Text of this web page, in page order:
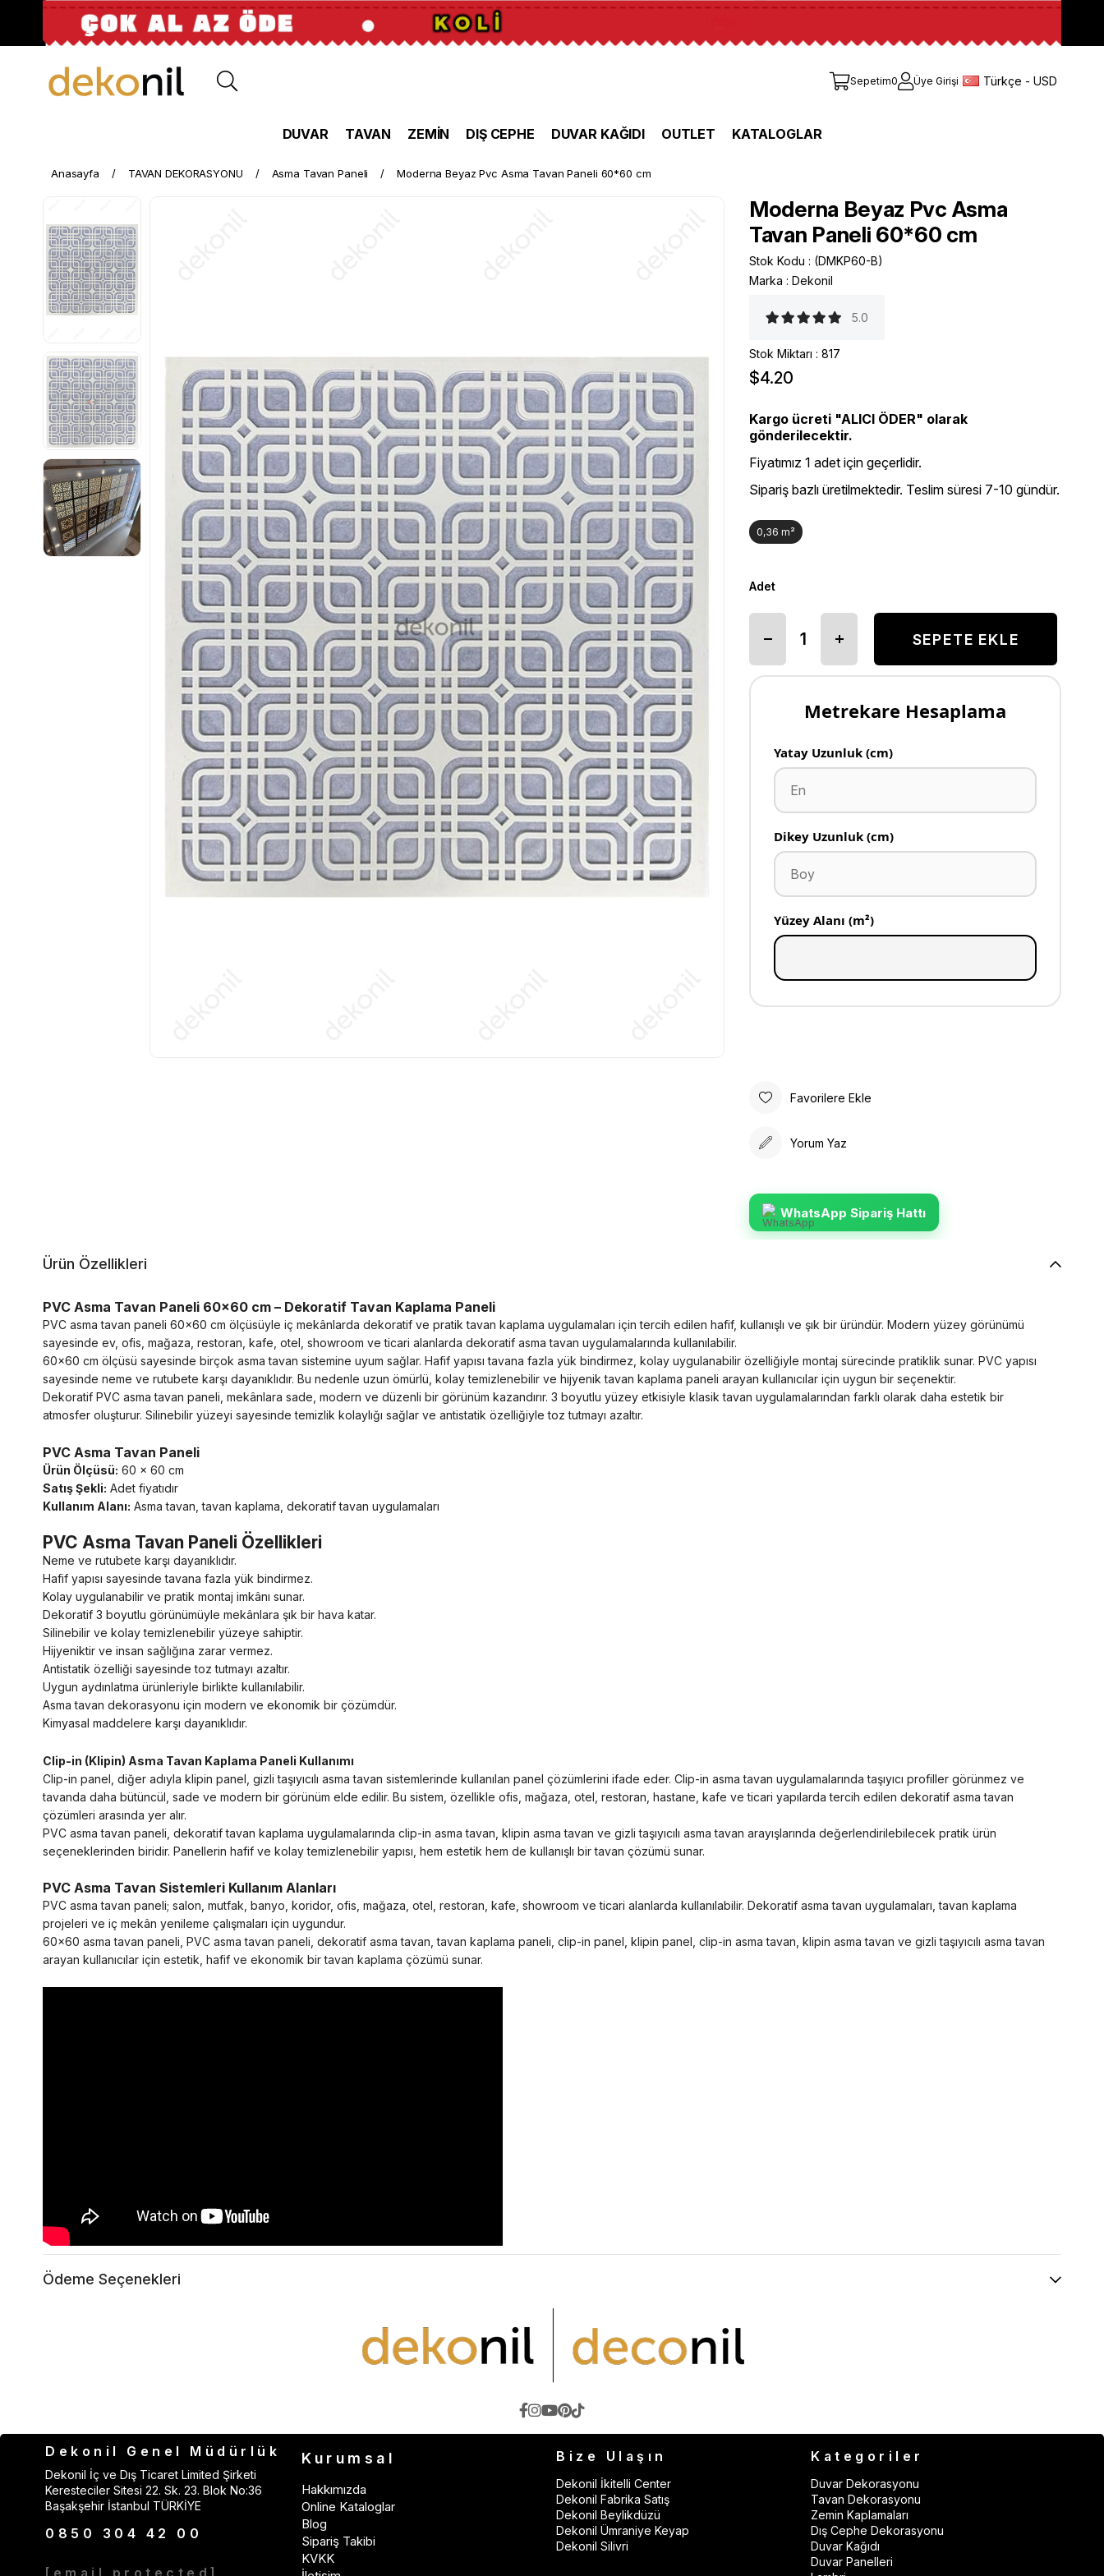
Sepetim0 Üye Girişi Türkçe - USD
DUVAR TAVAN ZEMİN DIŞ CEPHE DUVAR KAĞIDI OUTLET KATALOGLAR
Anasayfa TAVAN DEKORASYONU Asma Tavan Paneli Moderna Beyaz Pvc Asma Tavan Paneli 60*60 cm
Moderna Beyaz Pvc Asma
Tavan Paneli 60*60 cm
Stok Kodu
(DMKP60-B)
Marka : Dekonil
5.0
Stok Miktarı : 817
$4.20
Kargo ücreti "ALICI ÖDER" olarak
gönderilecektir.
Fiyatımız 1 adet için geçerlidir.
Sipariş bazlı üretilmektedir. Teslim süresi 7-10 gündür.
0,36 m²
Adet
Metrekare Hesaplama
Yatay Uzunluk (cm)
Dikey Uzunluk (cm)
Yüzey Alanı (m²)
Favorilere Ekle
Yorum Yaz
WhatsApp Sipariş Hattı
Ürün Özellikleri
PVC Asma Tavan Paneli 60x60 cm – Dekoratif Tavan Kaplama Paneli
PVC asma tavan paneli 60x60 cm ölçüsüyle iç mekânlarda dekoratif ve pratik tavan kaplama uygulamaları için tercih edilen hafif, kullanışlı ve şık bir üründür. Modern yüzey görünümü
sayesinde ev, ofis, mağaza, restoran, kafe, otel, showroom ve ticari alanlarda dekoratif asma tavan uygulamalarında kullanılabilir.
60x60 cm ölçüsü sayesinde birçok asma tavan sistemine uyum sağlar. Hafif yapısı tavana fazla yük bindirmez, kolay uygulanabilir özelliğiyle montaj sürecinde pratiklik sunar. PVC yapısı
sayesinde neme ve rutubete karşı dayanıklıdır. Bu nedenle uzun ömürlü, kolay temizlenebilir ve hijyenik tavan kaplama paneli arayan kullanıcılar için uygun bir seçenektir.
Dekoratif PVC asma tavan paneli, mekânlara sade, modern ve düzenli bir görünüm kazandırır. 3 boyutlu yüzey etkisiyle klasik tavan uygulamalarından farklı olarak daha estetik bir
atmosfer oluşturur. Silinebilir yüzeyi sayesinde temizlik kolaylığı sağlar ve antistatik özelliğiyle toz tutmayı azaltır.
PVC Asma Tavan Paneli
Ürün Ölçüsü: 60 x 60 cm
Satış Şekli: Adet fiyatıdır
Kullanım Alanı: Asma tavan, tavan kaplama, dekoratif tavan uygulamaları
PVC Asma Tavan Paneli Özellikleri
Neme ve rutubete karşı dayanıklıdır.
Hafif yapısı sayesinde tavana fazla yük bindirmez.
Kolay uygulanabilir ve pratik montaj imkânı sunar.
Dekoratif 3 boyutlu görünümüyle mekânlara şık bir hava katar.
Silinebilir ve kolay temizlenebilir yüzeye sahiptir.
Hijyeniktir ve insan sağlığına zarar vermez.
Antistatik özelliği sayesinde toz tutmayı azaltır.
Uygun aydınlatma ürünleriyle birlikte kullanılabilir.
Asma tavan dekorasyonu için modern ve ekonomik bir çözümdür.
Kimyasal maddelere karşı dayanıklıdır.
Clip-in (Klipin) Asma Tavan Kaplama Paneli Kullanımı
Clip-in panel, diğer adıyla klipin panel, gizli taşıyıcılı asma tavan sistemlerinde kullanılan panel çözümlerini ifade eder. Clip-in asma tavan uygulamalarında taşıyıcı profiller görünmez ve
tavanda daha bütüncül, sade ve modern bir görünüm elde edilir. Bu sistem, özellikle ofis, mağaza, otel, restoran, hastane, kafe ve ticari yapılarda tercih edilen dekoratif asma tavan
çözümleri arasında yer alır.
PVC asma tavan paneli, dekoratif tavan kaplama uygulamalarında clip-in asma tavan, klipin asma tavan ve gizli taşıyıcılı asma tavan arayışlarında değerlendirilebilecek pratik ürün
seçeneklerinden biridir. Panellerin hafif ve kolay temizlenebilir yapısı, hem estetik hem de kullanışlı bir tavan çözümü sunar.
PVC Asma Tavan Sistemleri Kullanım Alanları
PVC asma tavan paneli; salon, mutfak, banyo, koridor, ofis, mağaza, otel, restoran, kafe, showroom ve ticari alanlarda kullanılabilir. Dekoratif asma tavan uygulamaları, tavan kaplama
projeleri ve iç mekân yenileme çalışmaları için uygundur.
60x60 asma tavan paneli, PVC asma tavan paneli, dekoratif asma tavan, tavan kaplama paneli, clip-in panel, klipin panel, clip-in asma tavan, klipin asma tavan ve gizli taşıyıcılı asma tavan
arayan kullanıcılar için estetik, hafif ve ekonomik bir tavan kaplama çözümü sunar.
Ödeme Seçenekleri
Dekonil Genel Müdürlük
Dekonil İç ve Dış Ticaret Limited Şirketi
Keresteciler Sitesi 22. Sk. 23. Blok No:36
Başakşehir İstanbul TÜRKİYE
0850 304 42 00
Kurumsal
Hakkımızda
Online Kataloglar
Blog
Sipariş Takibi
KVKK
Bize Ulaşın
Dekonil İkitelli Center
Dekonil Fabrika Satış
Dekonil Beylikdüzü
Dekonil Ümraniye Keyap
Dekonil Silivri
Kategoriler
Duvar Dekorasyonu
Tavan Dekorasyonu
Zemin Kaplamaları
Dış Cephe Dekorasyonu
Duvar Kağıdı
Duvar Panelleri